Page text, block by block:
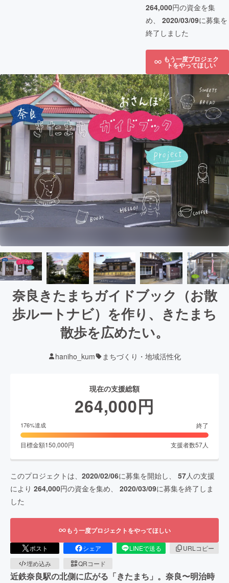
264,000円の資金を集
め、 2020/03/09に募集を
終了しました
もう一度プロジェク
トをやってほしい
奈良きたまちガイドブック（お散
歩ルートナビ）を作り、きたまち
散歩を広めたい。
haniho_kum まちづくり・地域活性化
現在の支援総額
264,000円
176%達成 終了
目標金額150,000円 支援者数57人
このプロジェクトは、 2020/02/06に募集を開始し、 57人の支援
により 264,000円の資金を集め、 2020/03/09に募集を終了しま
した
もう一度プロジェクトをやってほしい
ポスト シェア LINEで送る
URLコピー
埋め込み
QRコード
近鉄奈良駅の北側に広がる「きたまち」。奈良〜明治時